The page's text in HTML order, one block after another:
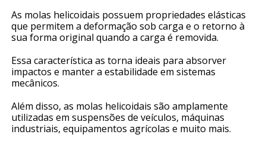
As molas helicoidais possuem propriedades elásticas
que permitem a deformação sob carga e o retorno à
sua forma original quando a carga é removida.
Essa característica as torna ideais para absorver
impactos e manter a estabilidade em sistemas
mecânicos.
Além disso, as molas helicoidais são amplamente
utilizadas em suspensões de veículos, máquinas
industriais, equipamentos agrícolas e muito mais.